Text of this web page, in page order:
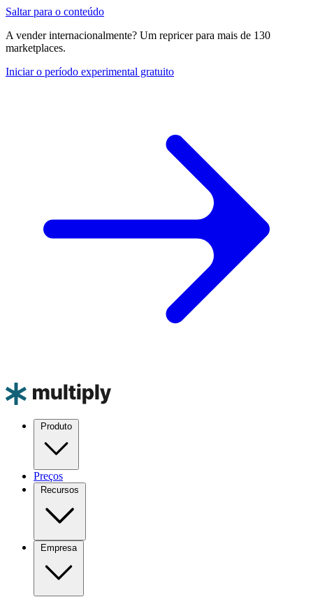
Saltar para o conteúdo
A vender internacionalmente? Um repricer para mais de 130
marketplaces.
Iniciar o período experimental gratuito
Produto
Preços
Recursos
Empresa